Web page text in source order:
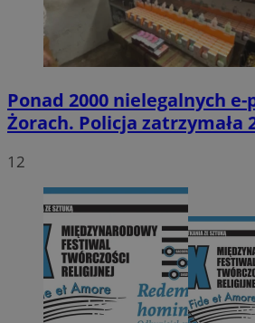
Ponad 2000 nielegalnych
Żorach. Policja zatrzymała
12